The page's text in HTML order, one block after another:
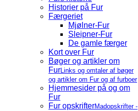
Historier på Fur
Færgeriet
Mjølner-Fur
Sleipner-Fur
De gamle færger
Kort over Fur
Bøger og artikler om
FurLinks og omtaler af bøger
og artikler om Fur og af furboer
Hjemmesider på og om
Fur
Fur opskrifterMadopskrifter -